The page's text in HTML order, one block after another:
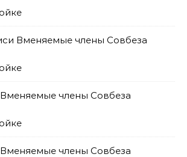
Вменяемые члены Совбеза
Вменяемые члены Совбеза
Вменяемые члены Совбеза